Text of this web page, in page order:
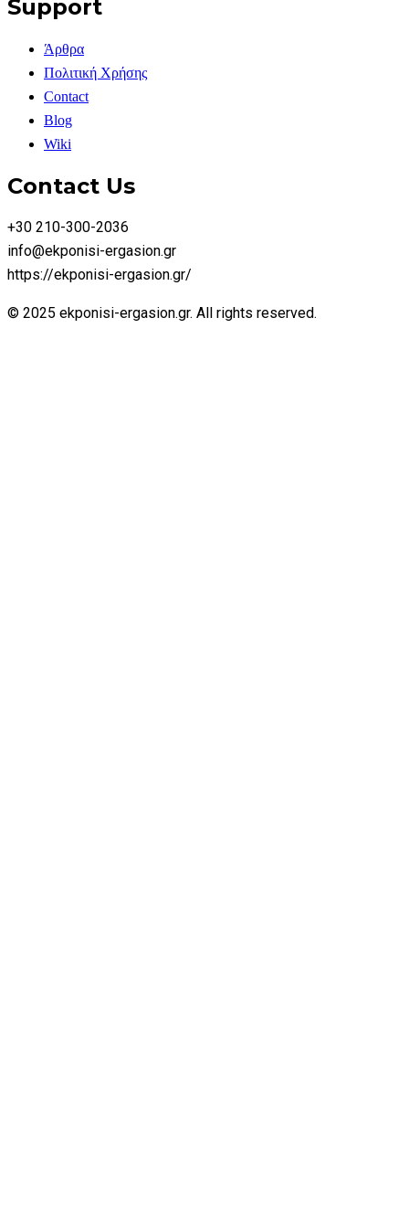
Support
Άρθρα
Πολιτική Χρήσης
Contact
Blog
Wiki
Contact Us
+30 210-300-2036
info@ekponisi-ergasion.gr
https://ekponisi-ergasion.gr/
© 2025 ekponisi-ergasion.gr. All rights reserved.